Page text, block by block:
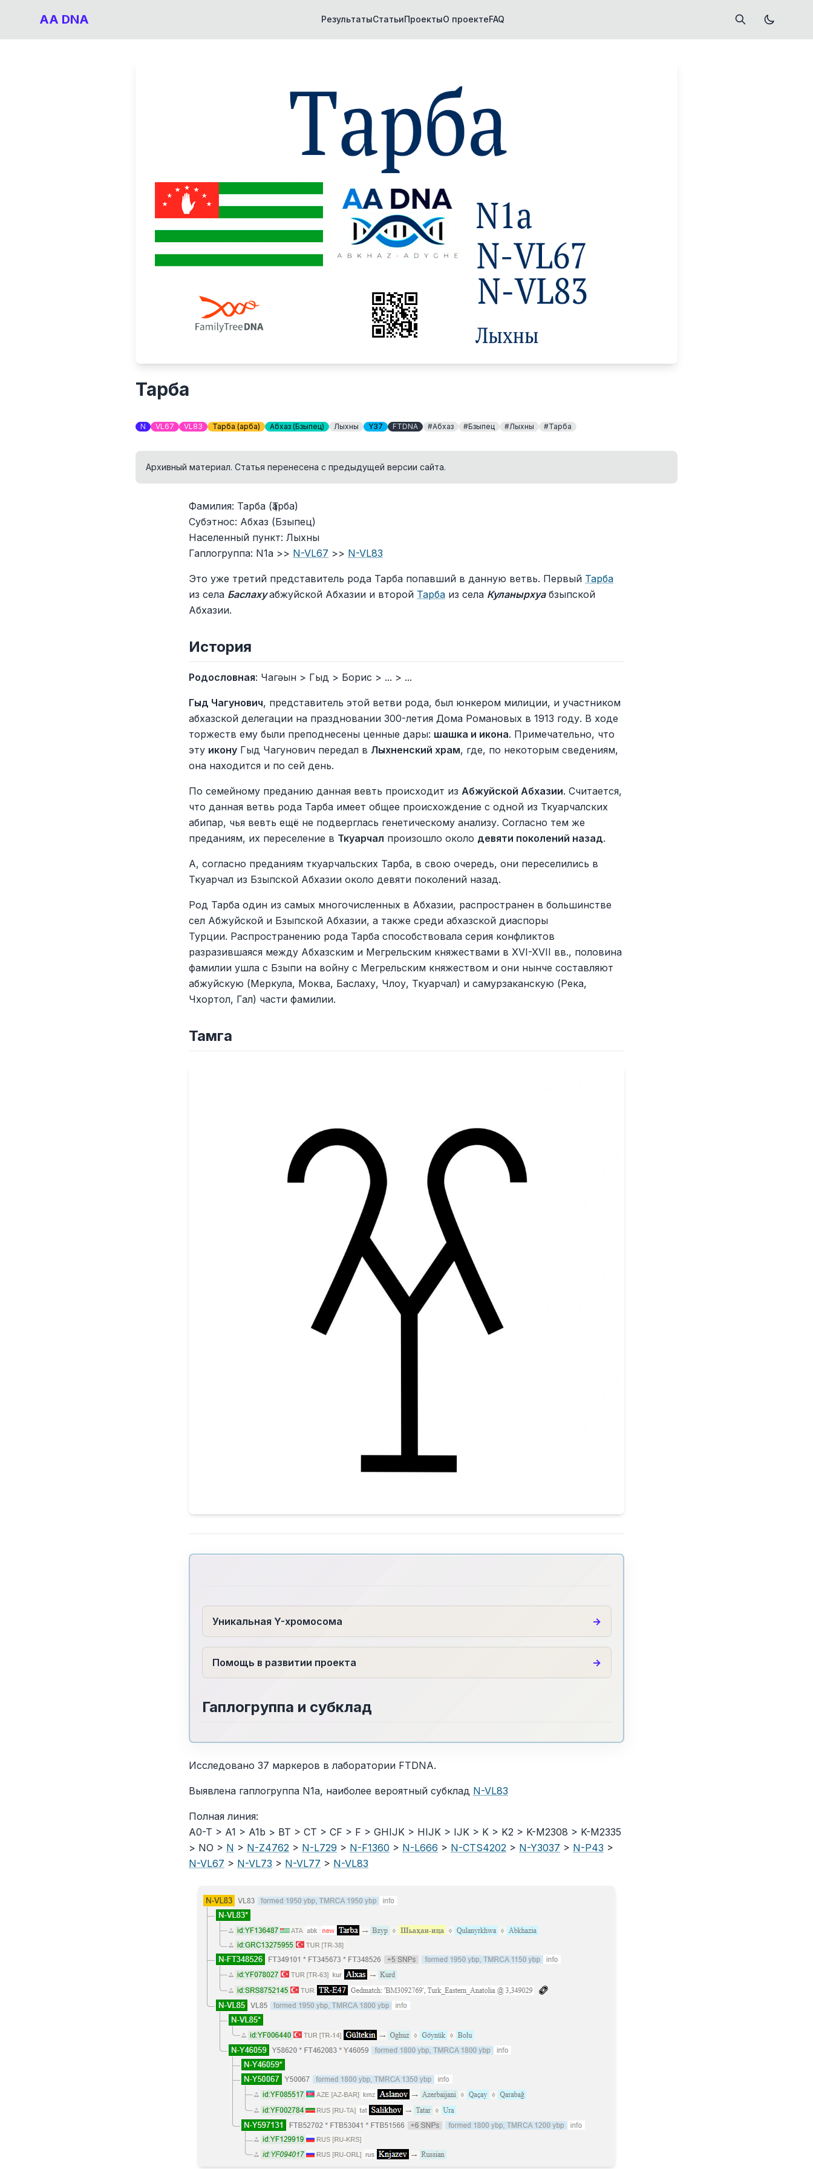
AA DNA РезультатыСтатьиПроектыО проектеFAQ
Тарба
N VL67 VL83 Тарба (Ҭарба) Абхаз (Бзыпец) Лыхны Y37 FTDNA #Абхаз #Бзыпец #Лыхны #Тарба
Архивный материал. Статья перенесена с предыдущей версии сайта.
Фамилия: Тарба (Ҭарба)
Субэтнос: Абхаз (Бзыпец)
Населенный пункт: Лыхны
Гаплогруппа: N1a >> N-VL67 >> N-VL83
Это уже третий представитель рода Тарба попавший в данную ветвь. Первый Тарба
из села Баслахуабжуйской Абхазии и второй Тарба из села Куланырхуабзыпской
Абхазии.
История
Родословная: Чагәын > Гыд > Борис > ... > ...
Гыд Чагунович, представитель этой ветви рода, был юнкером милиции, и участником
абхазской делегации на праздновании 300-летия Дома Романовых в 1913 году. В ходе
торжеств ему были преподнесены ценные дары: шашка и икона. Примечательно, что
эту икону Гыд Чагунович передал в Лыхненский храм, где, по некоторым сведениям,
она находится и по сей день.
По семейному преданию данная вевть происходит из Абжуйской Абхазии. Считается,
что данная ветвь рода Тарба имеет общее происхождение с одной из Ткуарчалских
абипар, чья вевть ещё не подверглась генетическому анализу. Согласно тем же
преданиям, их переселение в Ткуарчал произошло около девяти поколений назад.
А, согласно преданиям ткуарчальских Тарба, в свою очередь, они переселились в
Ткуарчал из Бзыпской Абхазии около девяти поколений назад.
Род Тарба один из самых многочисленных в Абхазии, распространен в большинстве
сел Абжуйской и Бзыпской Абхазии, а также среди абхазской диаспоры
Турции. Распространению рода Тарба способствовала серия конфликтов
разразившаяся между Абхазским и Мегрельским княжествами в XVI-XVII вв., половина
фамилии ушла с Бзыпи на войну с Мегрельским княжеством и они нынче составляют
абжуйскую (Меркула, Моква, Баслаху, Члоу, Ткуарчал) и самурзаканскую (Река,
Чхортол, Гал) части фамилии.
Тамга
Уникальная Y-хромосома
Помощь в развитии проекта
Гаплогруппа и субклад
Исследовано 37 маркеров в лаборатории FTDNA.
Выявлена гаплогруппа N1a, наиболее вероятный субклад N-VL83
Полная линия:
A0-T > A1 > A1b > BT > CT > CF > F > GHIJK > HIJK > IJK > K > K2 > K-M2308 > K-M2335
> NO > N > N-Z4762 > N-L729 > N-F1360 > N-L666 > N-CTS4202 > N-Y3037 > N-P43 >
N-VL67 > N-VL73 > N-VL77 > N-VL83